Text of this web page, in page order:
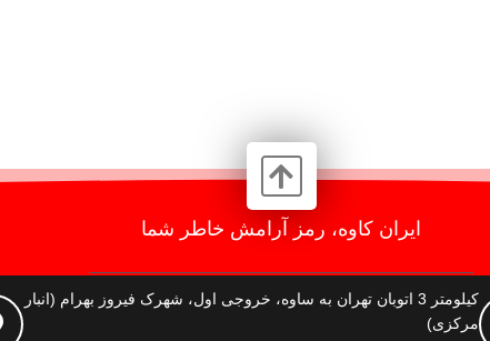
ایران کاوه، رمز آرامش خاطر شما
کیلومتر 3 اتوبان تهران به ساوه، خروجی اول، شهرک فیروز بهرام (انبار
مرکزی)